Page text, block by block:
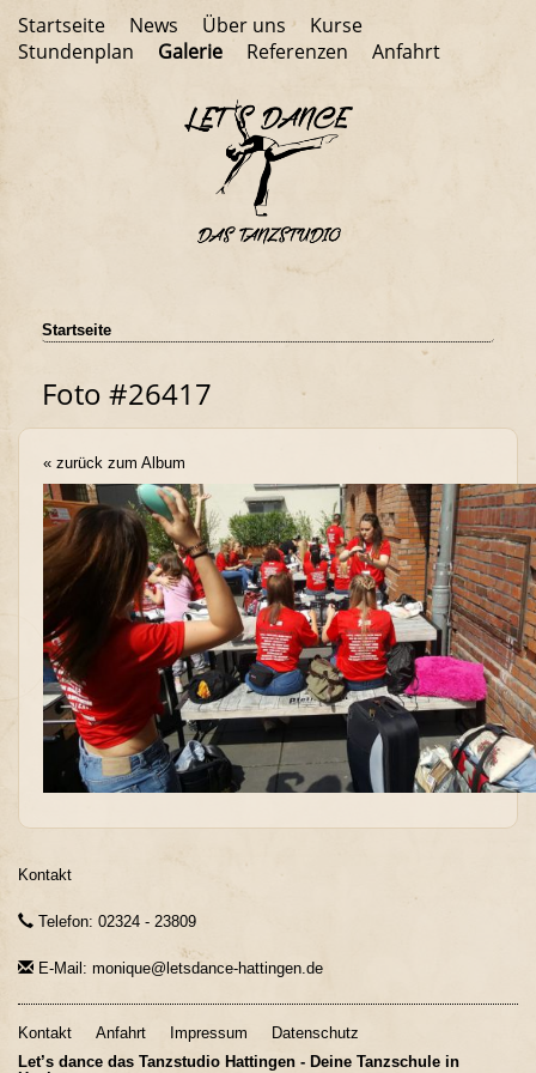
Startseite News Über uns
Kurse
Stundenplan
Galerie Referenzen Anfahrt
Startseite
Foto #26417
« zurück zum Album
Kontakt
Telefon: 02324 - 23809
E-Mail: monique@letsdance-hattingen.de
Kontakt Anfahrt Impressum
Datenschutz
Let’s dance das Tanzstudio Hattingen - Deine Tanzschule in